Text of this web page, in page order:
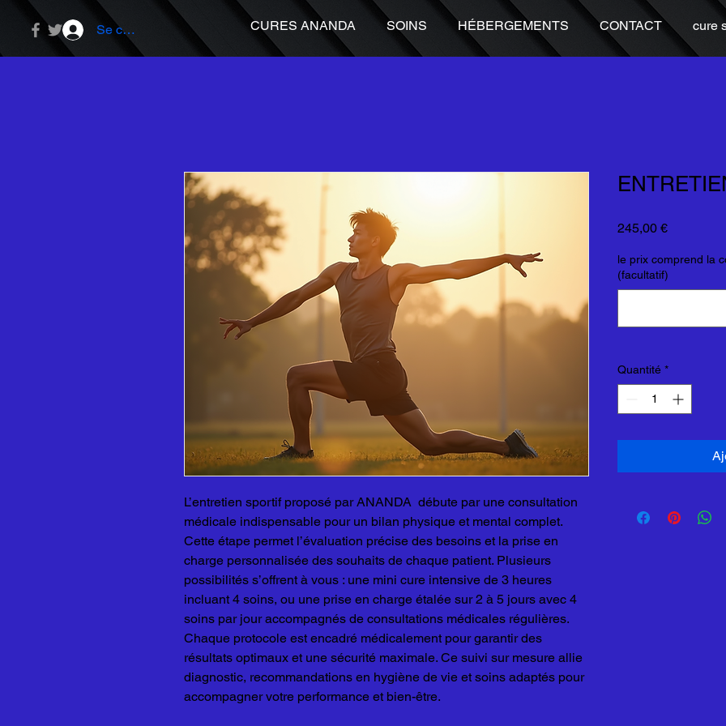
Se connecter CURES ANANDA SOINS HÉBERGEMENTS CONTACT cure
L’entretien sportif proposé par ANANDA débute par une consultation
médicale indispensable pour un bilan physique et mental complet.
Cette étape permet l’évaluation précise des besoins et la prise en
charge personnalisée des souhaits de chaque patient. Plusieurs
possibilités s’offrent à vous : une mini cure intensive de 3 heures
incluant 4 soins, ou une prise en charge étalée sur 2 à 5 jours avec 4
soins par jour accompagnés de consultations médicales régulières.
Chaque protocole est encadré médicalement pour garantir des
résultats optimaux et une sécurité maximale. Ce suivi sur mesure allie
diagnostic, recommandations en hygiène de vie et soins adaptés pour
accompagner votre performance et bien-être.
245,00 €Prix
le prix comprend la
(facultatif)
Quantité *